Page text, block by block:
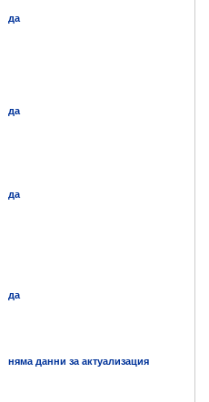
да
да
да
да
няма данни за актуализация